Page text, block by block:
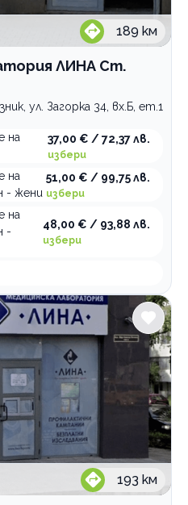
189 км
ЛИНА Ст.
ул. Загорка 34, вх.Б, ет.1
на
37,00 € / 72,37 лв.
избери
на
- жени
51,00 € / 99,75 лв.
избери
на
-
48,00 € / 93,88 лв.
избери
Загора ул. Ц. С. Велики
193 км